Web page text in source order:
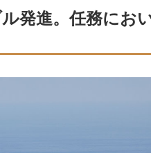
発進。任務にお